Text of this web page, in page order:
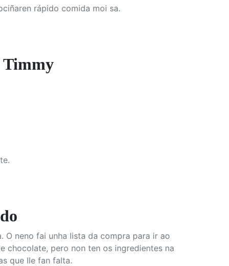
rápido comida moi sa.
Timmy
O neno fai unha lista da compra para ir ao
chocolate, pero non ten os ingredientes na
que lle fan falta.